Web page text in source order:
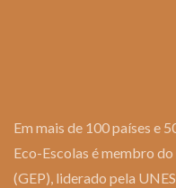
Em mais de 100 países e
Eco-Escolas é membro
(GEP), liderado pela